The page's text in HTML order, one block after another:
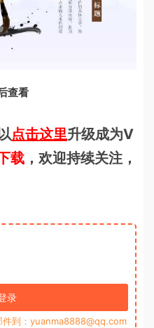
查看
点击这里升级成为V
载 ，欢迎持续关注，
录
件到：yuanma8888@qq.com